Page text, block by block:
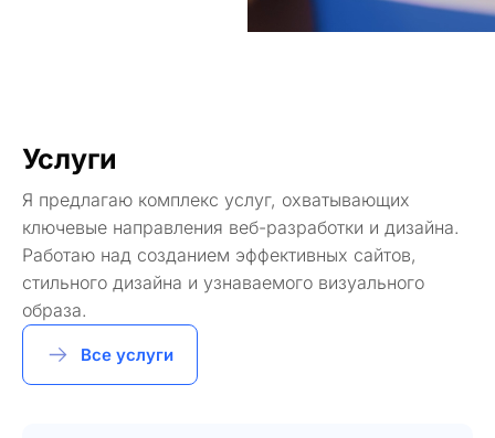
Услуги
Я предлагаю комплекс услуг, охватывающих
ключевые направления веб-разработки и дизайна.
Работаю над созданием эффективных сайтов,
стильного дизайна и узнаваемого визуального
образа.
Все услуги